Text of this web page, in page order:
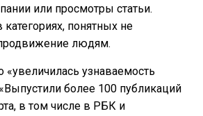
или просмотры статьи.
понятных не
людям.
узнаваемость
более 100 публикаций
в том числе в РБК и